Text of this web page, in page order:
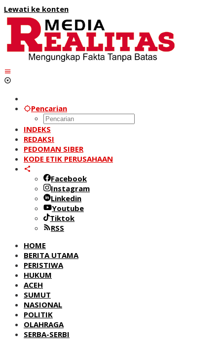
Lewati ke konten
Pencarian
INDEKS
REDAKSI
PEDOMAN SIBER
KODE ETIK PERUSAHAAN
Facebook
Instagram
Linkedin
Youtube
Tiktok
RSS
HOME
BERITA UTAMA
PERISTIWA
HUKUM
ACEH
SUMUT
NASIONAL
POLITIK
OLAHRAGA
SERBA-SERBI